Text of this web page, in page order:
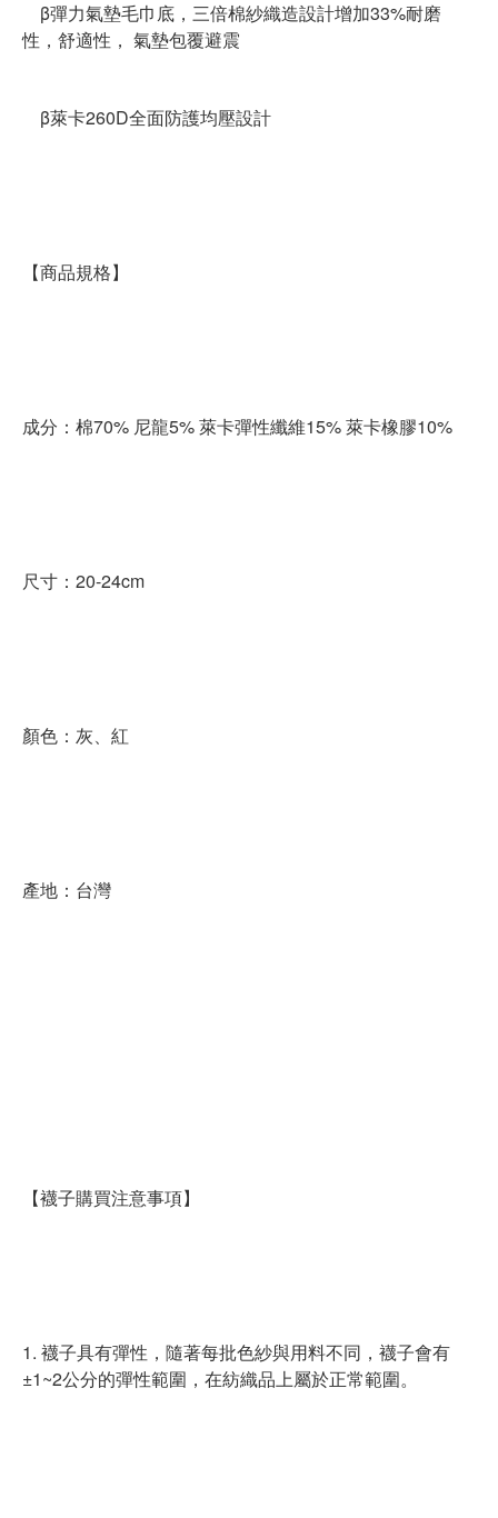
β彈力氣墊毛巾底，三倍棉紗織造設計增加33%耐磨
性，舒適性， 氣墊包覆避震
β萊卡260D全面防護均壓設計
【商品規格】
成分：棉70% 尼龍5% 萊卡彈性纖維15% 萊卡橡膠10%
尺寸：20-24cm
顏色：灰、紅
產地：台灣
【襪子購買注意事項】
1. 襪子具有彈性，隨著每批色紗與用料不同，襪子會有
±1~2公分的彈性範圍，在紡織品上屬於正常範圍。